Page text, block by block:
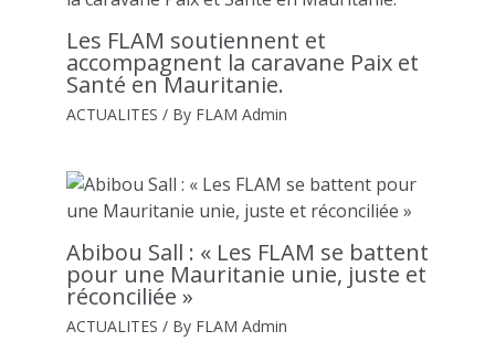
Les FLAM soutiennent et
accompagnent la caravane Paix et
Santé en Mauritanie.
ACTUALITES / By FLAM Admin
Abibou Sall : « Les FLAM se battent
pour une Mauritanie unie, juste et
réconciliée »
ACTUALITES / By FLAM Admin